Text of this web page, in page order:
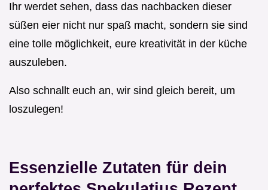
Ihr werdet sehen, dass das nachbacken dieser
süßen eier nicht nur spaß macht, sondern sie sind
eine tolle möglichkeit, eure kreativität in der küche
auszuleben.
Also schnallt euch an, wir sind gleich bereit, um
loszulegen!
Essenzielle Zutaten für dein